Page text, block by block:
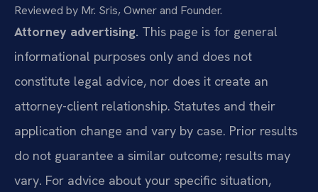
Reviewed by Mr. Sris, Owner and Founder.
Attorney advertising. This page is for general
informational purposes only and does not
constitute legal advice, nor does it create an
attorney-client relationship. Statutes and their
application change and vary by case. Prior results
do not guarantee a similar outcome; results may
vary. For advice about your specific situation,